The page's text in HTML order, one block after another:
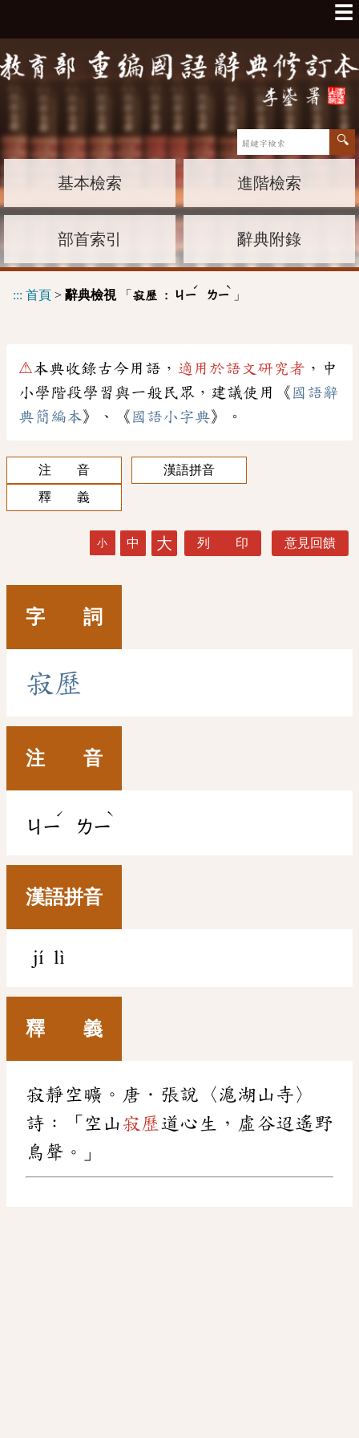
☰
基本檢索 進階檢索
部首索引 辭典附錄
::: 首頁 > 辭典檢視「 寂歷 : ㄐㄧ
ˊ
ㄌㄧ
ˋ
」
⚠本典收錄古今用語， 適用於語文研究者 ，中
小學階段學習與一般民眾，建議使用《 國語辭
典簡編本》、《 國語小字典》。
注 音
漢語拼音
釋 義
小 中 大 列 印 意見回饋
字 詞
寂 歷
注 音
ㄐㄧ
ˊ
ㄌㄧ
ˋ
漢語拼音
jí lì
釋 義
寂靜空曠。唐．張說〈滬湖山寺〉
詩：「空山寂歷 道心生，虛谷迢遙野
鳥聲。」